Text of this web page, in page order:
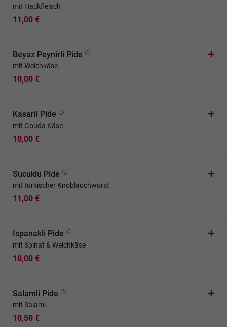
mit Hackfleisch
11,00 €
Beyaz Peynirli Pide
mit Weichkäse
10,00 €
Kasarli Pide
mit Gouda Käse
10,00 €
Sucuklu Pide
mit türkischer Knoblauchwurst
11,00 €
Ispanakli Pide
mit Spinat & Weichkäse
10,00 €
Salamli Pide
mit Salami
10,50 €